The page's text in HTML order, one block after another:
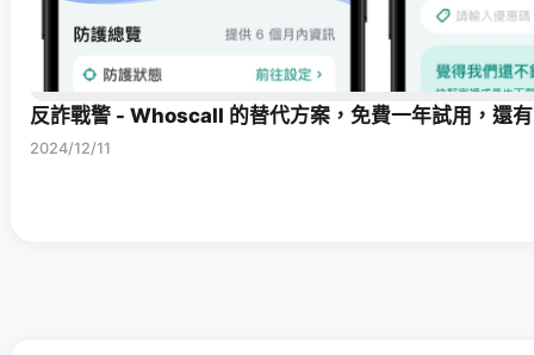
反詐戰警 - Whoscall 的替代方案，免費一年試用，還
2024/12/11